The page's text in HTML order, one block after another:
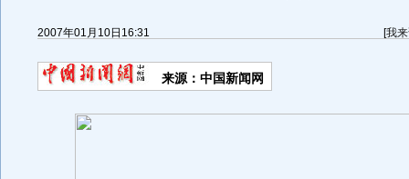
2007年01月10日16:31 [我
来源：中国新闻网